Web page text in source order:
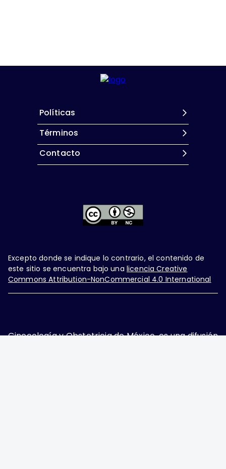
Políticas
Términos
Contacto
Excepto donde se indique lo contrario, el contenido de
este sitio se encuentra bajo una licencia Creative
Commons Attribution-NonCommercial 4.0 International
Ginecología y Obstetricia de México, es una difusión